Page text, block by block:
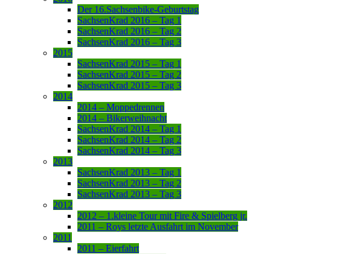
Der 16.Sachsenbike-Geburtstag
SachsenKrad 2016 – Tag 1
SachsenKrad 2016 – Tag 2
SachsenKrad 2016 – Tag 3
2015
SachsenKrad 2015 – Tag 1
SachsenKrad 2015 – Tag 2
SachsenKrad 2015 – Tag 3
2014
2014 – Moppedrennen
2014 – Bikerweihnacht
SachsenKrad 2014 – Tag 1
SachsenKrad 2014 – Tag 2
SachsenKrad 2014 – Tag 3
2013
SachsenKrad 2013 – Tag 1
SachsenKrad 2013 – Tag 2
SachsenKrad 2013 – Tag 3
2012
2012 – 1.kleine Tour mit Fire & Spielberg jr.
2011 – Roys letzte Ausfahrt im November
2011
2011 – Eierfahrt